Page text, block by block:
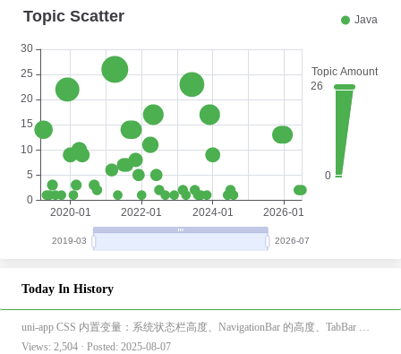
Today In History
Views: 2,504 · Posted: 2025-08-07